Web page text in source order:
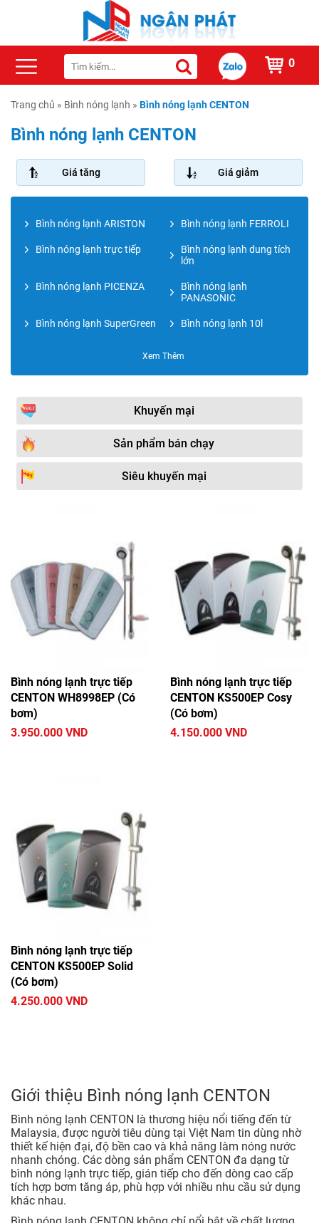
0
Trang chủ » Bình nóng lạnh » Bình nóng lạnh CENTON
Bình nóng lạnh CENTON
Giá tăng Giá giảm
Bình nóng lạnh ARISTON Bình nóng lạnh FERROLI
Bình nóng lạnh trực tiếp
Bình nóng lạnh dung tích
lớn
Bình nóng lạnh PICENZA
Bình nóng lạnh
PANASONIC
Bình nóng lạnh SuperGreen Bình nóng lạnh 10l
Bình nóng lạnh CENTON Bình nóng lạnh Rheem
Bình nóng lạnh 15l
Bình nóng lạnh RAPIDO
OBEL
Bình nóng lạnh 20l
Bình nóng lạnh ROSSI Bình nóng lạnh Atlantic
Máy nước nóng Heat
Pump
Bình nóng lạnh 40l
Bình nóng lạnh 50l
Xem Thêm
Khuyến mại
Sản phẩm bán chạy
Siêu khuyến mại
Bình nóng lạnh trực tiếp
CENTON WH8998EP (Có
bơm)
3.950.000 VND
Bình nóng lạnh trực tiếp
CENTON KS500EP Cosy
(Có bơm)
4.150.000 VND
Bình nóng lạnh trực tiếp
CENTON KS500EP Solid
(Có bơm)
4.250.000 VND
Giới thiệu Bình nóng lạnh CENTON
Bình nóng lạnh CENTON là thương hiệu nổi tiếng đến từ
Malaysia, được người tiêu dùng tại Việt Nam tin dùng nhờ
thiết kế hiện đại, độ bền cao và khả năng làm nóng nước
nhanh chóng. Các dòng sản phẩm CENTON đa dạng từ
bình nóng lạnh trực tiếp, gián tiếp cho đến dòng cao cấp
tích hợp bơm tăng áp, phù hợp với nhiều nhu cầu sử dụng
khác nhau.